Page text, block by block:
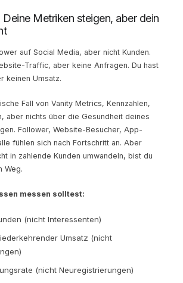
Deine Metriken steigen, aber dein
auf Social Media, aber nicht Kunden.
Traffic, aber keine Anfragen. Du hast
keinen Umsatz.
Fall von Vanity Metrics, Kennzahlen,
aber nichts über die Gesundheit deines
Follower, Website-Besucher, App-
fühlen sich nach Fortschritt an. Aber
in zahlende Kunden umwandeln, bist du
Weg.
messen solltest:
(nicht Interessenten)
Umsatz (nicht
(nicht Neuregistrierungen)